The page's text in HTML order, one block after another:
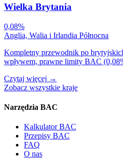
Wielka Brytania
0,08%
Anglia, Walia i Irlandia Północna
Kompletny przewodnik po
wpływem, prawne limity BAC
Czytaj więcej →
Zobacz wszystkie kraje
Narzędzia BAC
Kalkulator BAC
Przepisy BAC
FAQ
O nas